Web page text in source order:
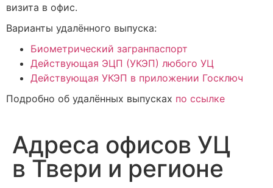
визита в офис.
Варианты удалённого выпуска:
Биометрический загранпаспорт
Действующая ЭЦП (УКЭП) любого УЦ
Действующая УКЭП в приложении Госключ
Подробно об удалённых выпусках по ссылке
Адреса офисов УЦ
в Твери и регионе